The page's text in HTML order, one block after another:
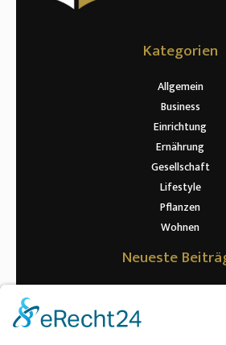
Kategorien
Allgemein
Business
Einrichtung
Ernährung
Gesellschaft
Lifestyle
Pflanzen
Wohnen
Neueste
Warum die richtige Riemenspannung für
Wenn kurze Wege zur Datenpannen